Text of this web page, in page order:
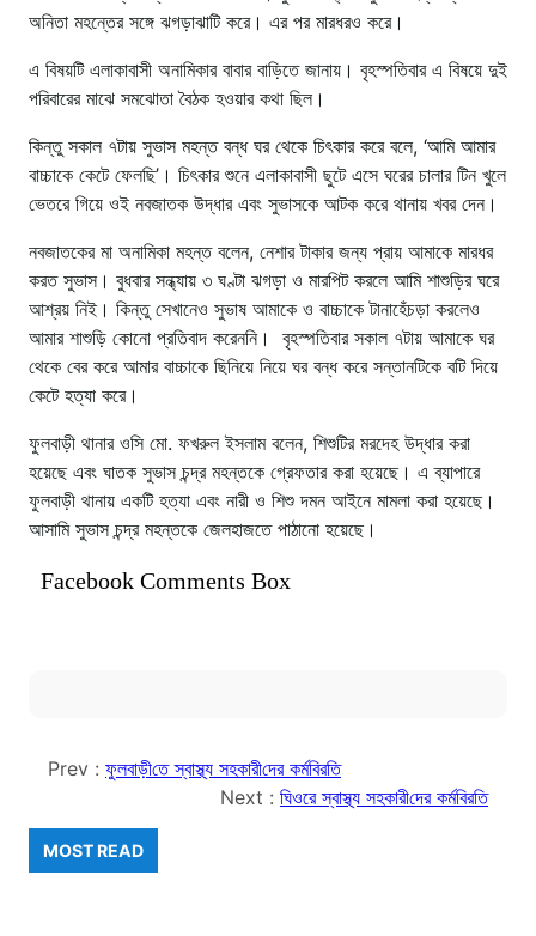
অনিতা মহন্তের সঙ্গে ঝগড়াঝাটি করে। এর পর মারধরও করে।
এ বিষয়টি এলাকাবাসী অনামিকার বাবার বাড়িতে জানায়। বৃহস্পতিবার এ বিষয়ে দুই
পরিবারের মাঝে সমঝোতা বৈঠক হওয়ার কথা ছিল।
কিন্তু সকাল ৭টায় সুভাস মহন্ত বন্ধ ঘর থেকে চিৎকার করে বলে, ‘আমি আমার
বাচ্চাকে কেটে ফেলছি’। চিৎকার শুনে এলাকাবাসী ছুটে এসে ঘরের চালার টিন খুলে
ভেতরে গিয়ে ওই নবজাতক উদ্ধার এবং সুভাসকে আটক করে থানায় খবর দেন।
নবজাতকের মা অনামিকা মহন্ত বলেন, নেশার টাকার জন্য প্রায় আমাকে মারধর
করত সুভাস। বুধবার সন্ধ্যায় ৩ ঘণ্টা ঝগড়া ও মারপিট করলে আমি শাশুড়ির ঘরে
আশ্রয় নিই। কিন্তু সেখানেও সুভাষ আমাকে ও বাচ্চাকে টানাহেঁচড়া করলেও
আমার শাশুড়ি কোনো প্রতিবাদ করেননি। বৃহস্পতিবার সকাল ৭টায় আমাকে ঘর
থেকে বের করে আমার বাচ্চাকে ছিনিয়ে নিয়ে ঘর বন্ধ করে সন্তানটিকে বটি দিয়ে
কেটে হত্যা করে।
ফুলবাড়ী থানার ওসি মো. ফখরুল ইসলাম বলেন, শিশুটির মরদেহ উদ্ধার করা
হয়েছে এবং ঘাতক সুভাস চন্দ্র মহন্তকে গ্রেফতার করা হয়েছে। এ ব্যাপারে
ফুলবাড়ী থানায় একটি হত্যা এবং নারী ও শিশু দমন আইনে মামলা করা হয়েছে।
আসামি সুভাস চন্দ্র মহন্তকে জেলহাজতে পাঠানো হয়েছে।
Facebook Comments Box
Prev : ফুলবাড়ী‌তে স্বাস্থ্য সহকারী‌দের কর্মবির‌তি
Next : ঘিওরে স্বাস্থ্য সহকারী‌দের কর্মবির‌তি
MOST READ